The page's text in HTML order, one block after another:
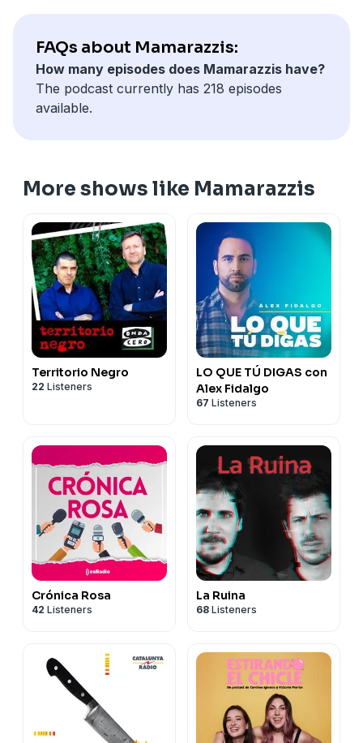
FAQs about Mamarazzis:
How many episodes does Mamarazzis have?
The podcast currently has 218 episodes
available.
More shows like Mamarazzis
Territorio Negro
22 Listeners
LO QUE TÚ DIGAS con
Alex Fidalgo
67 Listeners
Crónica Rosa
42 Listeners
La Ruina
68 Listeners